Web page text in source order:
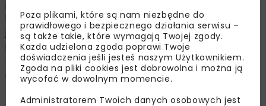
budowy nowego wielorodzinnego budynku mieszkalnego
jest coraz dłuższy. W okresie 2022 r. wyniósł 42,5
miesiąca (liczone od daty jej rozpoczęcia do terminu
oddania budynku do użytkowania) i zwiększył się o 1,5
miesiąca w stosunku do analogicznego okresu 2021 r.
Poza plikami, które są nam niezbędne do
prawidłowego i bezpiecznego działania serwisu –
są także takie, które wymagają Twojej zgody.
Każda udzielona zgoda poprawi Twoje
doświadczenia jeśli jesteś naszym Użytkownikiem.
Zgoda na pliki cookies jest dobrowolna i można ją
wycofać w dowolnym momencie.
Administratorem Twoich danych osobowych jest